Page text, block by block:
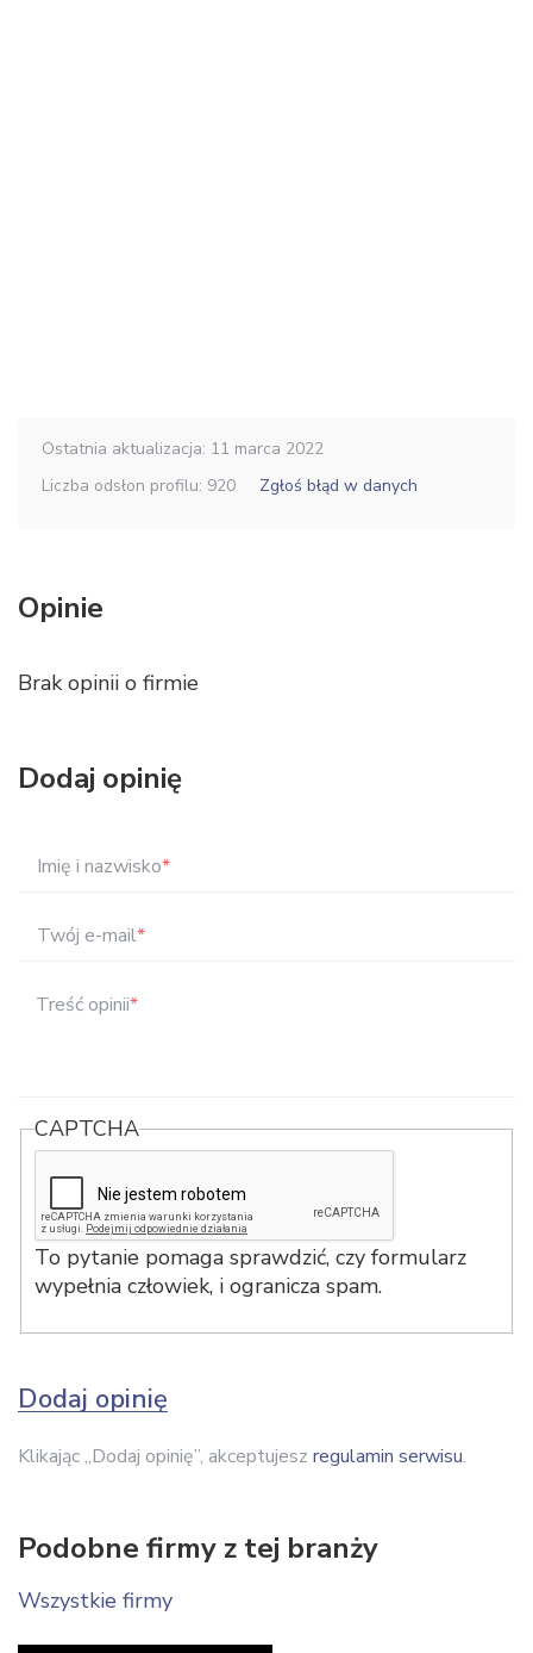
Ostatnia aktualizacja: 11 marca 2022
Liczba odsłon profilu: 920
Zgłoś błąd w danych
Opinie
Brak opinii o firmie
Dodaj opinię
Imię i nazwisko*
Twój e-mail*
Treść opinii*
CAPTCHA
To pytanie pomaga sprawdzić, czy formularz
wypełnia człowiek, i ogranicza spam.
Dodaj opinię
Klikając „Dodaj opinię”, akceptujesz regulamin serwisu.
Podobne firmy z tej branży
Wszystkie firmy